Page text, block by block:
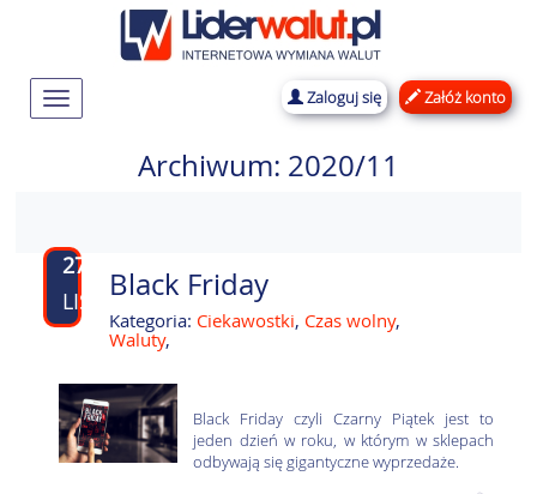
Rozwiń
nawigację
Zaloguj się Załóż konto
Archiwum: 2020/11
27
LIS
Black Friday
Kategoria: Ciekawostki, Czas wolny,
Waluty,
Black Friday czyli Czarny Piątek jest to
jeden dzień w roku, w którym w sklepach
odbywają się gigantyczne wyprzedaże.